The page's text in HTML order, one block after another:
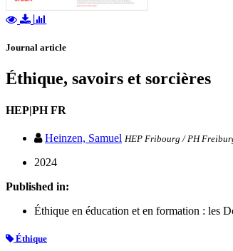
Journal article
Éthique, savoirs et sorcières
HEP|PH FR
Heinzen, Samuel HEP Fribourg / PH
2024
Published in:
Éthique en éducation et en formation : les
Éthique